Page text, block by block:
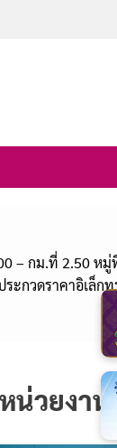
– กม.ที่ 2.50 ห
ะกวดราคาอิเล็ก
น่วยงาน